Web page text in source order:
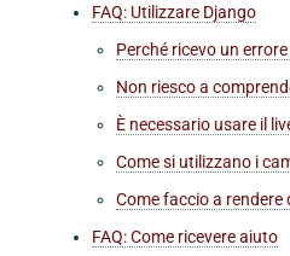
FAQ: Utilizzare Django
Perché ricevo un
Non riesco a
È necessario usare il
Come si utilizzano i
Come faccio a
FAQ: Come ricevere aiuto